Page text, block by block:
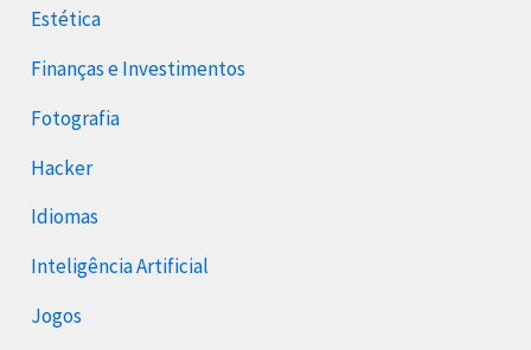
Estética
Finanças e Investimentos
Fotografia
Hacker
Idiomas
Inteligência Artificial
Jogos